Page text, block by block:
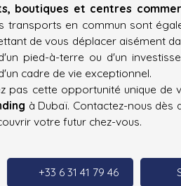
boutiques et centres
transports en commun sont
de vous déplacer aisément
pied-à-terre ou d'un
cadre de vie exceptionnel.
pas cette opportunité unique de
à Dubaï. Contactez-nous dès
votre futur chez-vous.
+33 6 31 41 79 46